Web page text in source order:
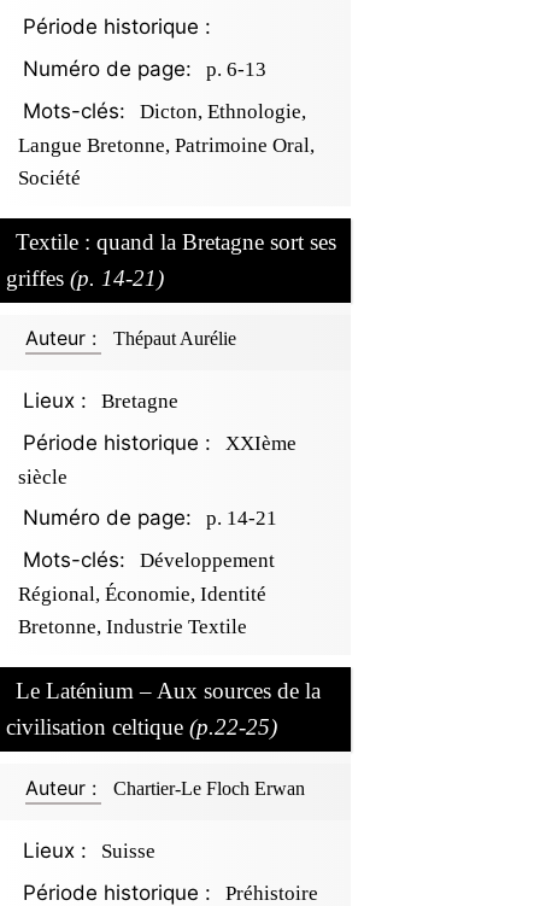
Période historique :
Numéro de page:
p. 6-13
Mots-clés:
Dicton, Ethnologie,
Langue Bretonne, Patrimoine Oral,
Société
Textile : quand la Bretagne sort ses
griffes (p. 14-21)
Auteur : Thépaut Aurélie
Lieux : Bretagne
Période historique :
XXIème
siècle
Numéro de page: p. 14-21
Mots-clés:
Développement
Régional, Économie, Identité
Bretonne, Industrie Textile
Le Laténium – Aux sources de la
civilisation celtique (p.22-25)
Auteur : Chartier-Le Floch Erwan
Lieux : Suisse
Période historique : Préhistoire